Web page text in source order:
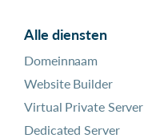
Alle diensten
Domeinnaam
Website Builder
Virtual Private Server
Dedicated Server